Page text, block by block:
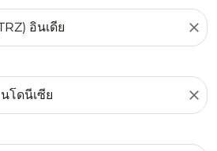
close
close